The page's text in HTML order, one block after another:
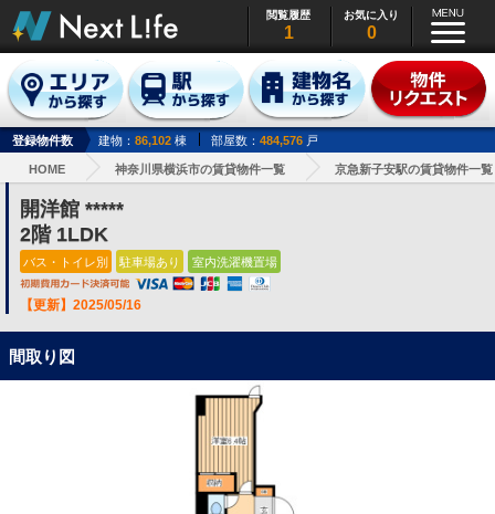
閲覧履歴
1
お気に入り
0
登録物件数 建物： 86,102 棟 部屋数： 484,576 戸
HOME 神奈川県横浜市の賃貸物件一覧 京急新子安駅の賃貸物件一覧
開洋館 *****
2階 1LDK
バス・トイレ別 駐車場あり 室内洗濯機置場
【更新】2025/05/16
間取り図